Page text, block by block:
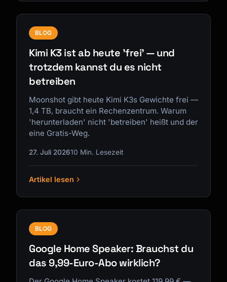
BLOG
Kimi K3 ist ab heute 'frei' — und
trotzdem kannst du es nicht
betreiben
Moonshot gibt heute Kimi K3s Gewichte frei —
1,4 TB, braucht ein Rechenzentrum. Warum
'herunterladen' nicht 'betreiben' heißt und der
eine Gratis-Weg.
27. Juli 202610 Min. Lesezeit
Artikel lesen
BLOG
Google Home Speaker: Brauchst du
das 9,99-Euro-Abo wirklich?